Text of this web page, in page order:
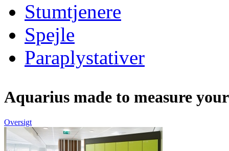
Stumtjenere
Spejle
Paraplystativer
Aquarius made to measure
Oversigt